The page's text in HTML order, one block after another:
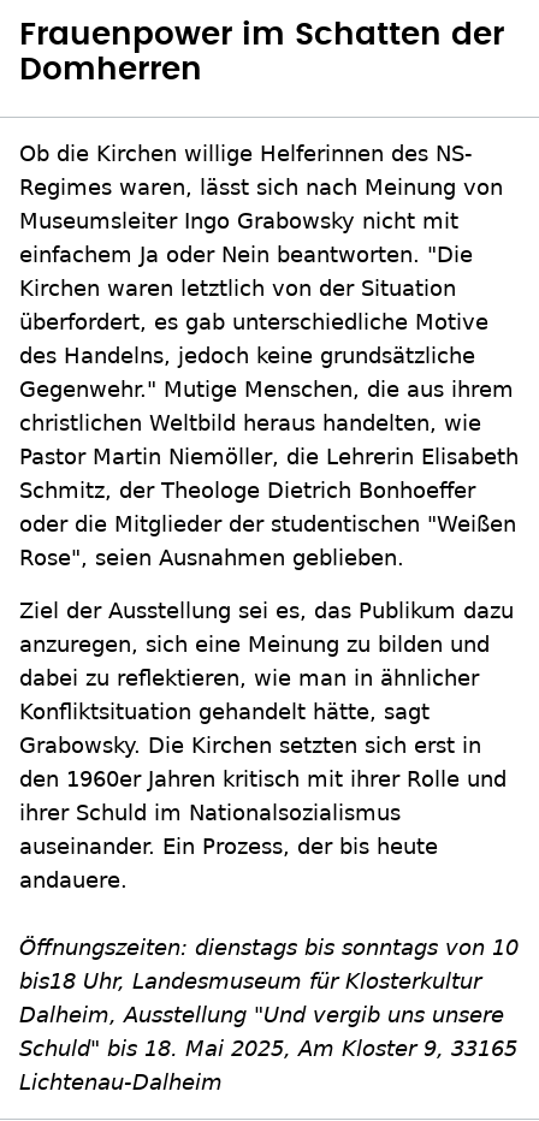
Frauenpower im Schatten der
Domherren
Ob die Kirchen willige Helferinnen des NS-
Regimes waren, lässt sich nach Meinung von
Museumsleiter Ingo Grabowsky nicht mit
einfachem Ja oder Nein beantworten. "Die
Kirchen waren letztlich von der Situation
überfordert, es gab unterschiedliche Motive
des Handelns, jedoch keine grundsätzliche
Gegenwehr." Mutige Menschen, die aus ihrem
christlichen Weltbild heraus handelten, wie
Pastor Martin Niemöller, die Lehrerin Elisabeth
Schmitz, der Theologe Dietrich Bonhoeffer
oder die Mitglieder der studentischen "Weißen
Rose", seien Ausnahmen geblieben.
Ziel der Ausstellung sei es, das Publikum dazu
anzuregen, sich eine Meinung zu bilden und
dabei zu reflektieren, wie man in ähnlicher
Konfliktsituation gehandelt hätte, sagt
Grabowsky. Die Kirchen setzten sich erst in
den 1960er Jahren kritisch mit ihrer Rolle und
ihrer Schuld im Nationalsozialismus
auseinander. Ein Prozess, der bis heute
andauere.
Öffnungszeiten: dienstags bis sonntags von 10
bis18 Uhr, Landesmuseum für Klosterkultur
Dalheim, Ausstellung "Und vergib uns unsere
Schuld" bis 18. Mai 2025, Am Kloster 9, 33165
Lichtenau-Dalheim